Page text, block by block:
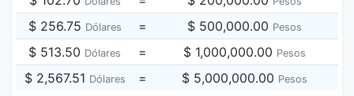
$ 256.75 Dólares = $ 500,000.00 Pesos
$ 513.50 Dólares = $ 1,000,000.00 Pesos
$ 2,567.51 Dólares = $ 5,000,000.00 Pesos